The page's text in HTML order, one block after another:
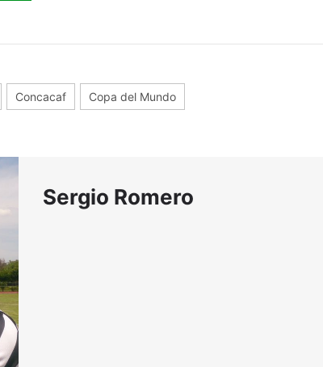
Concacaf Copa del Mundo
Sergio Romero